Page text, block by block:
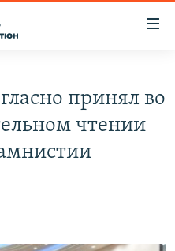
принял во
чтении